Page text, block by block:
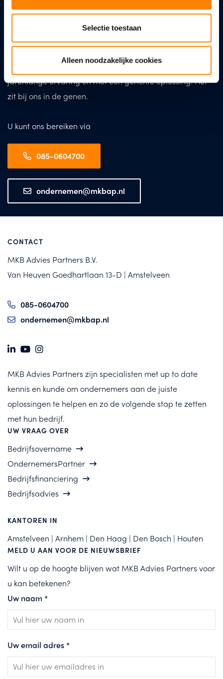
Selectie toestaan
Alleen noodzakelijke cookies
De toekomst van uw bedrijf, dat houdt u dagelijks bezig.
geeft advies zoals advies bedoeld is; Praktisch,
doelmatig en effectief op basis van onze kennis, kunde,
jarenlange ervaring en met een gerichte oplossing. Het
zit bij ons in de genen.
U kunt ons bereiken via
085-0604700
ondernemen@mkbap.nl
CONTACT
MKB Advies Partners B.V.
Van Heuven Goedhartlaan 13-D | Amstelveen
085-0604700
ondernemen@mkbap.nl
MKB Advies Partners zijn specialisten met up to date
kennis en kunde om ondernemers aan de juiste
oplossingen te helpen en zo de volgende stap te zetten
met hun bedrijf.
UW VRAAG OVER
Bedrijfsovername
OndernemersPartner
Bedrijfsfinanciering
Bedrijfsadvies
KANTOREN IN
Amstelveen | Arnhem | Den Haag | Den Bosch | Houten
MELD U AAN VOOR DE NIEUWSBRIEF
Wilt u op de hoogte blijven wat MKB Advies Partners voor
u kan betekenen?
Uw naam *
Uw email adres*